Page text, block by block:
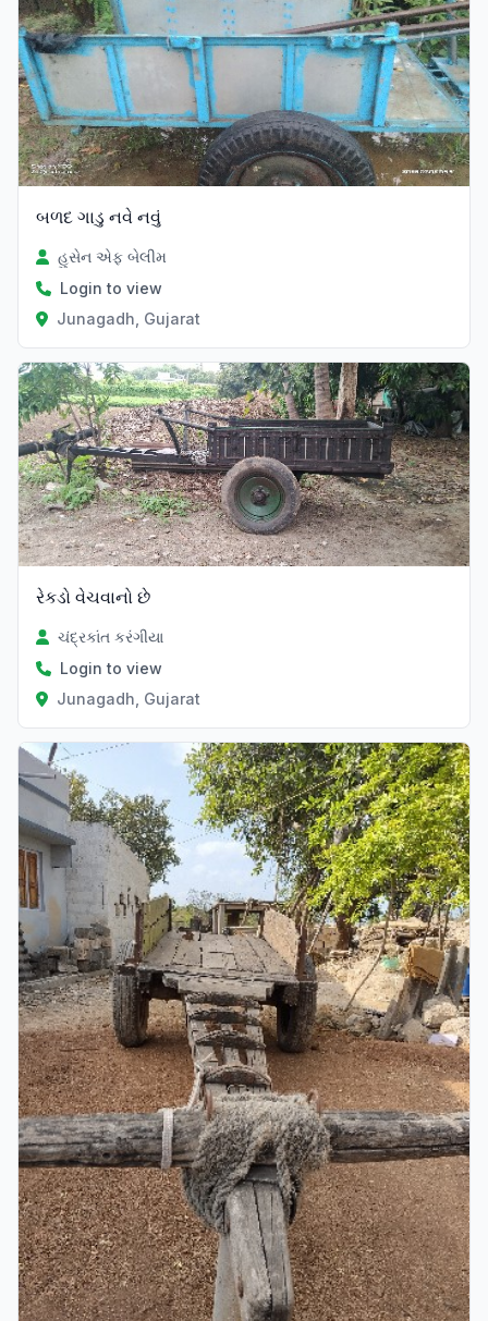
બળદ ગાડુ નવે નવું
હુસેન એફ બેલીમ
Login to view
Junagadh, Gujarat
રેકડો વેચવાનો છે
ચંદ્રકાંત કરંગીયા
Login to view
Junagadh, Gujarat